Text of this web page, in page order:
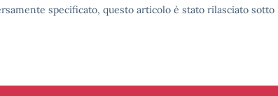
specificato, questo articolo è stato rilasciato